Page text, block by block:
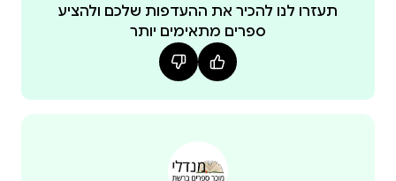
תעזרו לנו להכיר את ההעדפות שלכם ולהציע
ספרים מתאימים יותר